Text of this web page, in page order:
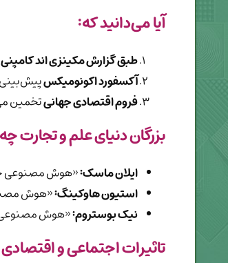
آیا می‌دانید که:
طبق گزارشمکینزی اند کامپنی
آکسفورد اکونومیکسپیش‌بینی می‌کند که تا سال
فروم اقتصادی جهانیتخمین می‌زند که تا سال ۲۰۲۵، ۷۵ میلیون شغل
بزرگان دنیای علم و تجارت
ایلان ماسک:«هوش مصنوعی
استیون هاوکینگ:«هوش
نیک بوستروم:«هوش مصنوعی
تاثیرات اجتماعی و اقتصادی